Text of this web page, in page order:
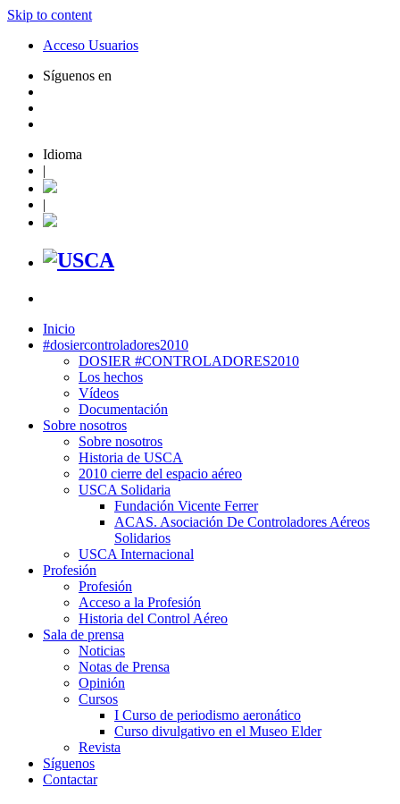
Skip to content
Acceso Usuarios
Síguenos en
Idioma
|
|
Inicio
#dosiercontroladores2010
DOSIER #CONTROLADORES2010
Los hechos
Vídeos
Documentación
Sobre nosotros
Sobre nosotros
Historia de USCA
2010 cierre del espacio aéreo
USCA Solidaria
Fundación Vicente Ferrer
ACAS. Asociación De Controladores Aéreos
Solidarios
USCA Internacional
Profesión
Profesión
Acceso a la Profesión
Historia del Control Aéreo
Sala de prensa
Noticias
Notas de Prensa
Opinión
Cursos
I Curso de periodismo aeronático
Curso divulgativo en el Museo Elder
Revista
Síguenos
Contactar